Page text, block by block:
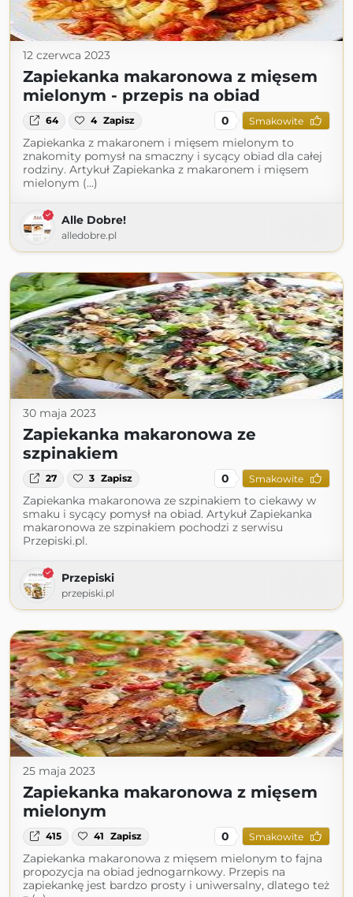
12 czerwca 2023
Zapiekanka makaronowa z mięsem
mielonym - przepis na obiad
64 4 Zapisz 0 Smakowite
Zapiekanka z makaronem i mięsem mielonym to
znakomity pomysł na smaczny i sycący obiad dla całej
rodziny. Artykuł Zapiekanka z makaronem i mięsem
mielonym (...)
Alle Dobre!
alledobre.pl
30 maja 2023
Zapiekanka makaronowa ze
szpinakiem
27 3 Zapisz 0 Smakowite
Zapiekanka makaronowa ze szpinakiem to ciekawy w
smaku i sycący pomysł na obiad. Artykuł Zapiekanka
makaronowa ze szpinakiem pochodzi z serwisu
Przepiski.pl.
Przepiski
przepiski.pl
25 maja 2023
Zapiekanka makaronowa z mięsem
mielonym
415 41 Zapisz 0 Smakowite
Zapiekanka makaronowa z mięsem mielonym to fajna
propozycja na obiad jednogarnkowy. Przepis na
zapiekankę jest bardzo prosty i uniwersalny, dlatego też